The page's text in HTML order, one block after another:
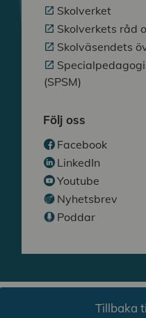
Skolverket
Skolverkets råd
Skolväsendets
(SPSM)
Följ oss
Facebook
LinkedIn
Youtube
Nyhetsbrev
Poddar
Tillbaka